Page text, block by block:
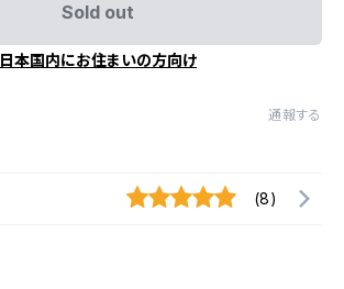
Sold out
日本国内にお住まいの方向け
通報する
(8)